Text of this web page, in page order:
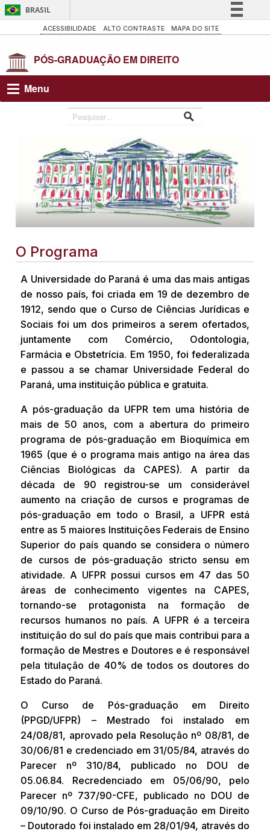
BRASIL
Simplifique!
Participe
Legislação
Canais
ACESSIBILIDADE ALTO CONTRASTE MAPA DO SITE
Menu
O Programa
A Universidade do Paraná é uma das mais antigas
de nosso país, foi criada em 19 de dezembro de
1912, sendo que o Curso de Ciências Jurídicas e
Sociais foi um dos primeiros a serem ofertados,
juntamente com Comércio, Odontologia,
Farmácia e Obstetrícia. Em 1950, foi federalizada
e passou a se chamar Universidade Federal do
Paraná, uma instituição pública e gratuita.
A pós-graduação da UFPR tem uma história de
mais de 50 anos, com a abertura do primeiro
programa de pós-graduação em Bioquímica em
1965 (que é o programa mais antigo na área das
Ciências Biológicas da CAPES). A partir da
década de 90 registrou-se um considerável
aumento na criação de cursos e programas de
pós-graduação em todo o Brasil, a UFPR está
entre as 5 maiores Instituições Federais de Ensino
Superior do país quando se considera o número
de cursos de pós-graduação stricto sensu em
atividade. A UFPR possui cursos em 47 das 50
áreas de conhecimento vigentes na CAPES,
tornando-se protagonista na formação de
recursos humanos no país. A UFPR é a terceira
instituição do sul do país que mais contribui para a
formação de Mestres e Doutores e é responsável
pela titulação de 40% de todos os doutores do
Estado do Paraná.
O Curso de Pós-graduação em Direito
(PPGD/UFPR) – Mestrado foi instalado em
24/08/81, aprovado pela Resolução nº 08/81, de
30/06/81 e credenciado em 31/05/84, através do
Parecer nº 310/84, publicado no DOU de
05.06.84. Recredenciado em 05/06/90, pelo
Parecer nº 737/90-CFE, publicado no DOU de
09/10/90. O Curso de Pós-graduação em Direito
– Doutorado foi instalado em 28/01/94, através do